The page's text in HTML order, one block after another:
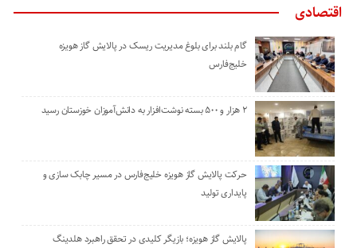
اقتصادی
گام بلند برای بلوغ مدیریت ریسک در پالایش گاز هویزه
خلیج‌فارس
۲ هزار و ۵۰۰ بسته نوشت‌افزار به دانش‌آموزان خوزستان رسید
حرکت پالایش گاز هویزه خلیج‌فارس در مسیر چابک سازی و
پایداری تولید
پالایش گاز هویزه؛ بازیگر کلیدی در تحقق راهبرد هلدینگ